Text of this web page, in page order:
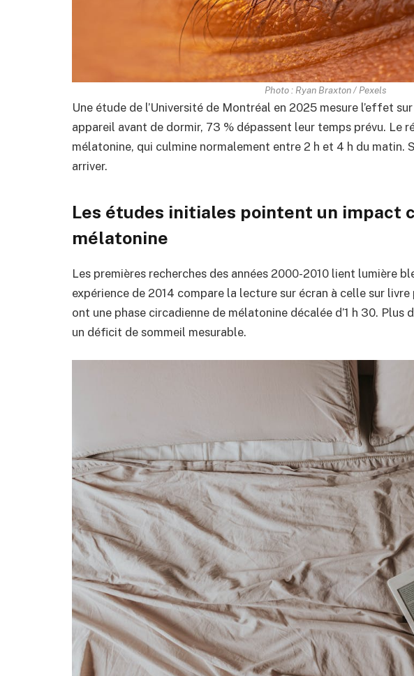
Photo : Ryan Braxton / Pexels
Une étude de l’Université de Montréal en 2025 mesure l’effet
appareil avant de dormir, 73 % dépassent leur temps prévu. Le
mélatonine, qui culmine normalement entre 2 h et 4 h du matin.
arriver.
Les études initiales pointent un impact
mélatonine
Les premières recherches des années 2000-2010 lient lumière
expérience de 2014 compare la lecture sur écran à celle sur livre
ont une phase circadienne de mélatonine décalée d’1 h 30. Plus
un déficit de sommeil mesurable.